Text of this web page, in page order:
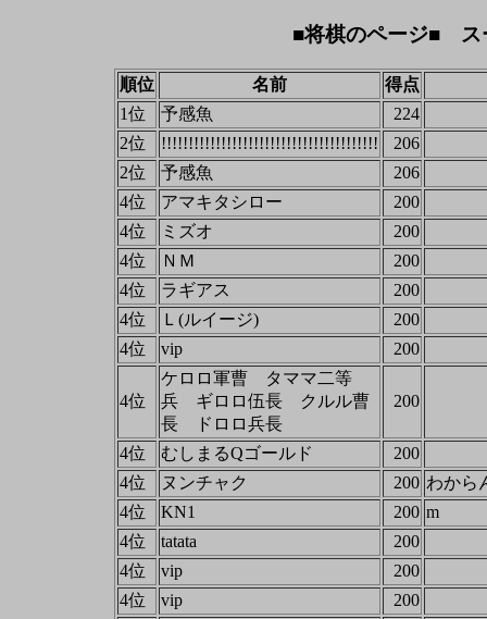
■将棋のページ■ ス
順位 名前
得点
1位
予感魚
224
2位
!!!!!!!!!!!!!!!!!!!!!!!!!!!!!!!!!!!!!!!!
206
2位
予感魚
206
4位
アマキタシロー
200
4位
ミズオ
200
4位
ＮＭ
200
4位
ラギアス
200
4位
Ｌ(ルイージ)
200
4位
vip 200
4位
ケロロ軍曹 タママ二等
兵 ギロロ伍長 クルル曹
長 ドロロ兵長
200
4位 むしまるQゴールド
200
4位
ヌンチャク 200 わから
4位
KN1 200 m
4位
tatata
200
4位
vip
200
4位
vip
200